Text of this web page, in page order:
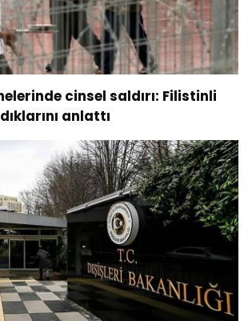
cinsel saldırı: Filistinli
anlattı